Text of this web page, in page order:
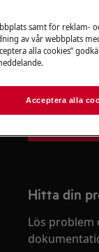
Beställ
produkt från
Hitta din
Lös
samt för reklam-
av vår webbplats
alla cookies”
Acceptera alla